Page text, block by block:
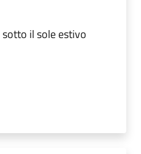
il sole estivo